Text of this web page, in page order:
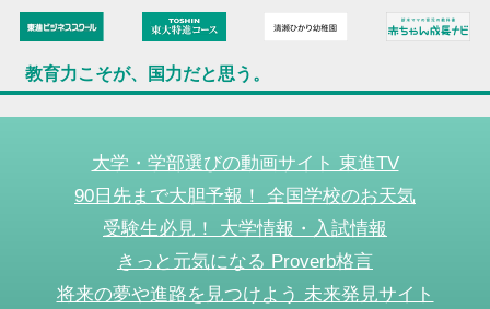
教育力こそが、国力だと思う。
大学・学部選びの動画サイト 東進TV
90日先まで大胆予報！ 全国学校のお天気
受験生必見！ 大学情報・入試情報
きっと元気になる Proverb格言
将来の夢や進路を見つけよう 未来発見サイト